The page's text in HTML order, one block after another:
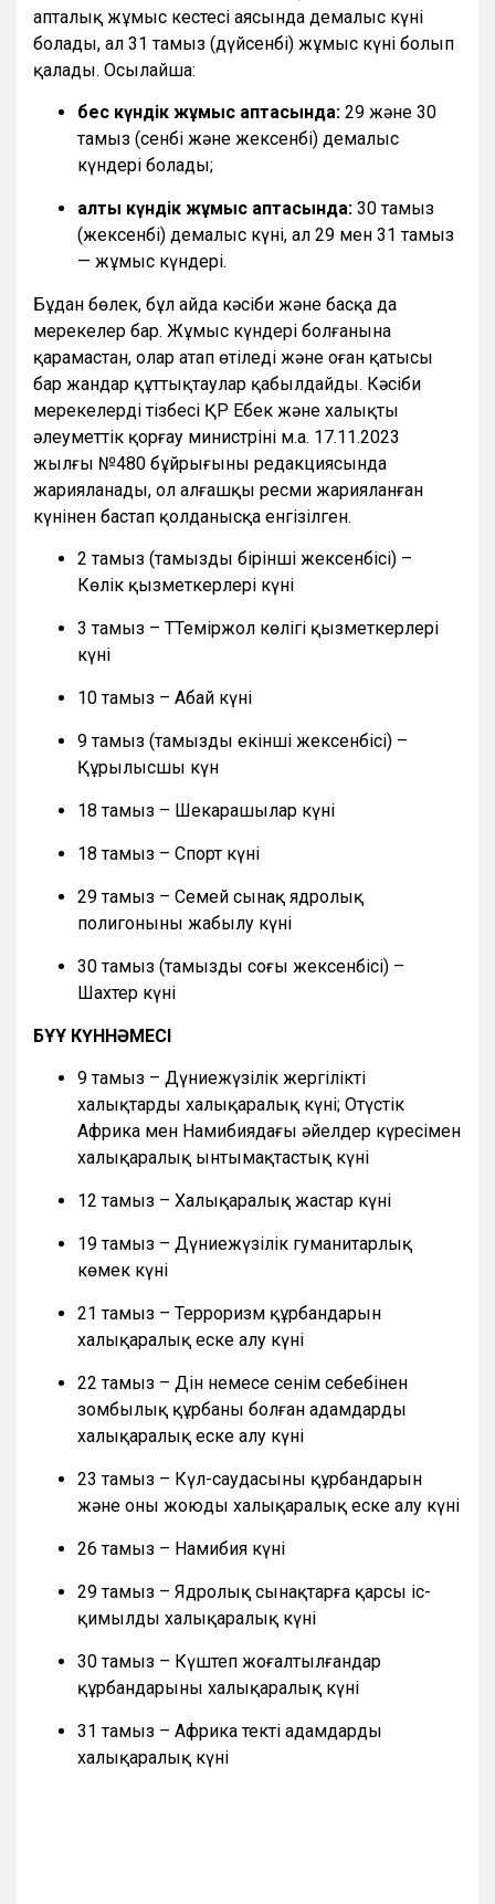
апталық жұмыс кестесі аясында демалыс күні
болады, ал 31 тамыз (дүйсенбі) жұмыс күні болып
қалады. Осылайша:
бес күндік жұмыс аптасында: 29 және 30
тамыз (сенбі және жексенбі) демалыс
күндері болады;
алты күндік жұмыс аптасында: 30 тамыз
(жексенбі) демалыс күні, ал 29 мен 31 тамыз
— жұмыс күндері.
Бұдан бөлек, бұл айда кәсіби және басқа да
мерекелер бар. Жұмыс күндері болғанына
қарамастан, олар атап өтіледі және оған қатысы
бар жандар құттықтаулар қабылдайды. Кәсіби
мерекелердің тізбесі ҚР Еңбек және халықты
әлеуметтік қорғау министрінің м.а. 17.11.2023
жылғы №480 бұйрығының редакциясында
жарияланады, ол алғашқы ресми жарияланған
күнінен бастап қолданысқа енгізілген.
2 тамыз (тамыздың бірінші жексенбісі) –
Көлік қызметкерлері күні
3 тамыз – ТТеміржол көлігі қызметкерлері
күні
10 тамыз – Абай күні
9 тамыз (тамыздың екінші жексенбісі) –
Құрылысшы күн
18 тамыз – Шекарашылар күні
18 тамыз – Спорт күні
29 тамыз – Семей сынақ ядролық
полигонының жабылу күні
30 тамыз (тамыздың соңғы жексенбісі) –
Шахтер күні
БҰҰ КҮННӘМЕСІ
9 тамыз – Дүниежүзілік жергілікті
халықтардың халықаралық күні; Оңтүстік
Африка мен Намибиядағы әйелдер күресімен
халықаралық ынтымақтастық күні
12 тамыз – Халықаралық жастар күні
19 тамыз – Дүниежүзілік гуманитарлық
көмек күні
21 тамыз – Терроризм құрбандарын
халықаралық еске алу күні
22 тамыз – Дін немесе сенім себебінен
зомбылық құрбаны болған адамдарды
халықаралық еске алу күні
23 тамыз – Күл-саудасының құрбандарын
және оны жоюды халықаралық еске алу күні
26 тамыз – Намибия күні
29 тамыз – Ядролық сынақтарға қарсы іс-
қимылдың халықаралық күні
30 тамыз – Күштеп жоғалтылғандар
құрбандарының халықаралық күні
31 тамыз – Африка текті адамдардың
халықаралық күні